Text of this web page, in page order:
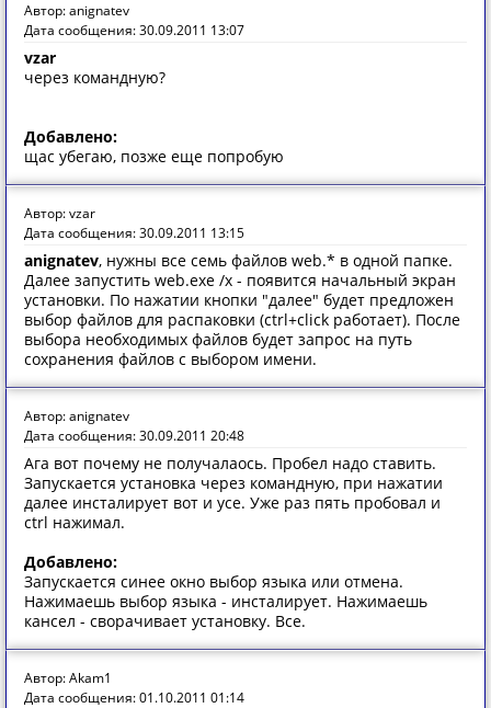
Автор: anignatev
Дата сообщения: 30.09.2011 13:07
vzar
через командную?
Добавлено:
щас убегаю, позже еще попробую
Автор: vzar
Дата сообщения: 30.09.2011 13:15
anignatev, нужны все семь файлов web.* в одной папке.
Далее запустить web.exe /x - появится начальный экран
установки. По нажатии кнопки "далее" будет предложен
выбор файлов для распаковки (ctrl+click работает). После
выбора необходимых файлов будет запрос на путь
сохранения файлов с выбором имени.
Автор: anignatev
Дата сообщения: 30.09.2011 20:48
Ага вот почему не получалаось. Пробел надо ставить.
Запускается установка через командную, при нажатии
далее инсталирует вот и усе. Уже раз пять пробовал и
ctrl нажимал.
Добавлено:
Запускается синее окно выбор языка или отмена.
Нажимаешь выбор языка - инсталирует. Нажимаешь
кансел - сворачивает установку. Все.
Автор: Akam1
Дата сообщения: 01.10.2011 01:14